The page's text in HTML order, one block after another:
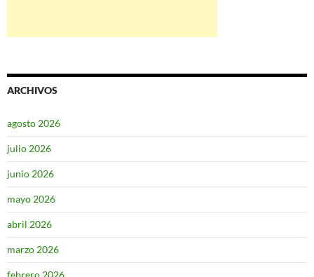
ARCHIVOS
agosto 2026
julio 2026
junio 2026
mayo 2026
abril 2026
marzo 2026
febrero 2026